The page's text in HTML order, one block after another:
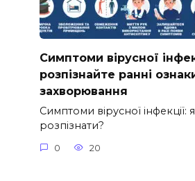
Симптоми вірусної
розпізнайте ранні
захворювання
Симптоми вірусної інфекції:
розпізнати?
0 20